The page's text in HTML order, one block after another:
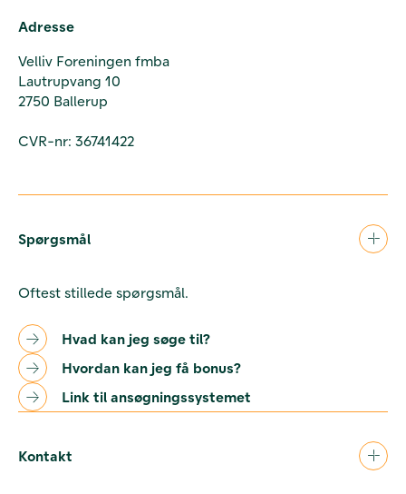
Adresse
Velliv Foreningen fmba
Lautrupvang 10
2750 Ballerup
CVR-nr: 36741422
Spørgsmål
Oftest stillede spørgsmål.
Hvad kan jeg søge til?
Hvordan kan jeg få bonus?
Link til ansøgningssystemet
Kontakt